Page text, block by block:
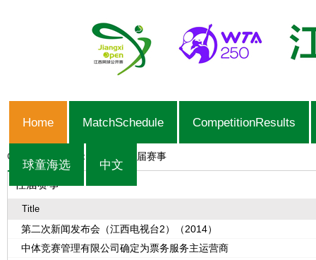
Home MatchSchedule CompetitionResults
球童海选 中文
Current Position： 往届赛事
往届赛事
Title
第二次新闻发布会（江西电视台2）（2014）
中体竞赛管理有限公司确定为票务服务主运营商